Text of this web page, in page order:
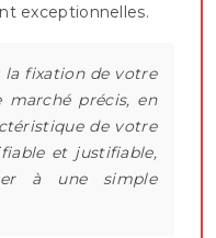
exceptionnelles.
fixation de votre
précis, en
de votre
et justifiable,
à une simple